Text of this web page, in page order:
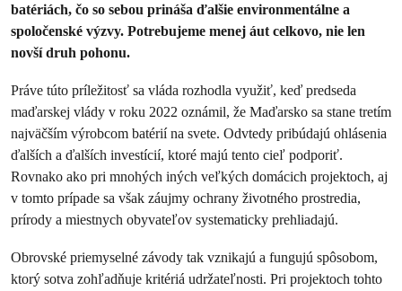
batériách, čo so sebou prináša ďalšie environmentálne a
spoločenské výzvy. Potrebujeme menej áut celkovo, nie len
novší druh pohonu.
Práve túto príležitosť sa vláda rozhodla využiť, keď predseda
maďarskej vlády v roku 2022 oznámil, že Maďarsko sa stane tretím
najväčším výrobcom batérií na svete. Odvtedy pribúdajú ohlásenia
ďalších a ďalších investícií, ktoré majú tento cieľ podporiť.
Rovnako ako pri mnohých iných veľkých domácich projektoch, aj
v tomto prípade sa však záujmy ochrany životného prostredia,
prírody a miestnych obyvateľov systematicky prehliadajú.
Obrovské priemyselné závody tak vznikajú a fungujú spôsobom,
ktorý sotva zohľadňuje kritériá udržateľnosti. Pri projektoch tohto